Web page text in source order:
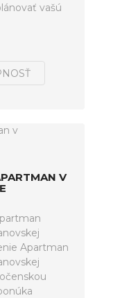
vašú
V
Apartman